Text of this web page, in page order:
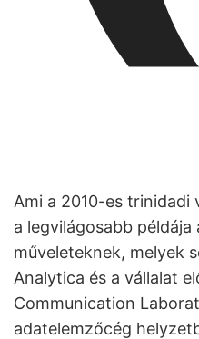
Ami a 2010-es
a legvilágosabb
műveleteknek, melyek
Analytica és a vállalat
Communication
adatelemzőcég